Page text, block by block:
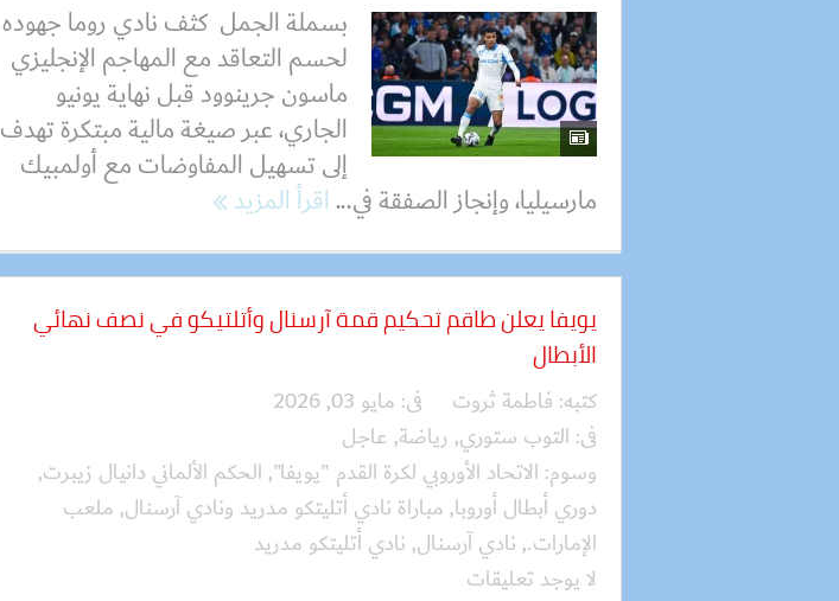
بسملة الجمل كثف نادي روما جهوده
لحسم التعاقد مع المهاجم الإنجليزي
ماسون جرينوود قبل نهاية يونيو
الجاري، عبر صيغة مالية مبتكرة تهدف
إلى تسهيل المفاوضات مع أولمبيك
مارسيليا، وإنجاز الصفقة في...اقرأ المزيد
يويفا يعلن طاقم تحكيم قمة آرسنال وأتلتيكو في نصف نهائي
الأبطال
كتبه: فاطمة ثروت فى: مايو 03, 2026
فى: التوب ستوري, رياضة, عاجل
وسوم: الاتحاد الأوروبي لكرة القدم "يويفا", الحكم الألماني دانيال زيبرت,
دوري أبطال أوروبا, مباراة نادي أتليتكو مدريد ونادي آرسنال, ملعب
الإمارات., نادي آرسنال, نادي أتليتكو مدريد
لا يوجد تعليقات